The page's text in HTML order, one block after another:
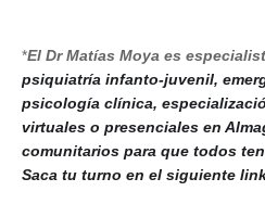
*El Dr Matías Moya es
psiquiatría infanto-juvenil,
psicología clínica,
virtuales o presenciales en
comunitarios para que todos
Saca tu turno en el siguiente